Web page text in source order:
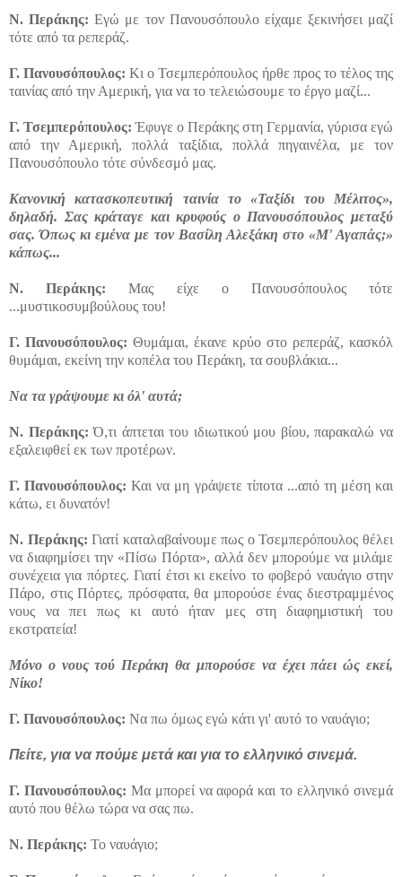
Ν. Περάκης: Εγώ με τον Πανουσόπουλο είχαμε ξεκινήσει μαζί
τότε από τα ρεπεράζ.
Γ. Πανουσόπουλος: Κι ο Τσεμπερόπουλος ήρθε προς το τέλος της
ταινίας από την Αμερική, για να το τελειώσουμε το έργο μαζί...
Γ. Τσεμπερόπουλος: Έφυγε ο Περάκης στη Γερμανία, γύρισα εγώ
από την Αμερική, πολλά ταξίδια, πολλά πηγαινέλα, με τον
Πανουσόπουλο τότε σύνδεσμό μας.
Κανονική κατασκοπευτική ταινία το «Ταξίδι του Μέλιτος»,
δηλαδή. Σας κράταγε και κρυφούς ο Πανουσόπουλος μεταξύ
σας. Όπως κι εμένα με τον Βασίλη Αλεξάκη στο «Μ' Αγαπάς;»
κάπως...
Ν. Περάκης: Μας είχε ο Πανουσόπουλος τότε
...μυστικοσυμβούλους του!
Γ. Πανουσόπουλος: Θυμάμαι, έκανε κρύο στο ρεπεράζ, κασκόλ
θυμάμαι, εκείνη την κοπέλα του Περάκη, τα σουβλάκια...
Να τα γράψουμε κι όλ' αυτά;
Ν. Περάκης: Ό,τι άπτεται του ιδιωτικού μου βίου, παρακαλώ να
εξαλειφθεί εκ των προτέρων.
Γ. Πανουσόπουλος: Και να μη γράψετε τίποτα ...από τη μέση και
κάτω, ει δυνατόν!
Ν. Περάκης: Γιατί καταλαβαίνουμε πως ο Τσεμπερόπουλος θέλει
να διαφημίσει την «Πίσω Πόρτα», αλλά δεν μπορούμε να μιλάμε
συνέχεια για πόρτες. Γιατί έτσι κι εκείνο το φοβερό ναυάγιο στην
Πάρο, στις Πόρτες, πρόσφατα, θα μπορούσε ένας διεστραμμένος
νους να πει πως κι αυτό ήταν μες στη διαφημιστική του
εκστρατεία!
Μόνο ο νους τού Περάκη θα μπορούσε να έχει πάει ώς εκεί,
Νίκο!
Γ. Πανουσόπουλος: Να πω όμως εγώ κάτι γι' αυτό το ναυάγιο;
Πείτε, για να πούμε μετά και για το ελληνικό σινεμά.
Γ. Πανουσόπουλος: Μα μπορεί να αφορά και το ελληνικό σινεμά
αυτό που θέλω τώρα να σας πω.
Ν. Περάκης: Το ναυάγιο;